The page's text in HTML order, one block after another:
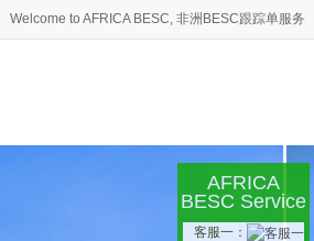
AFRICA
BESC Service
客服一：
Welcome to AFRICA BESC, 非洲BESC跟踪单服务